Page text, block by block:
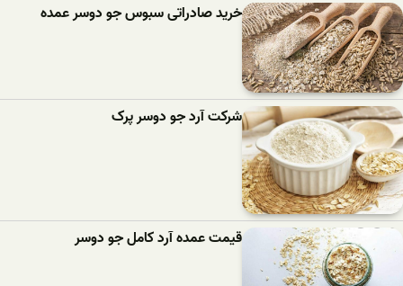
خرید صادراتی سبوس جو دوسر عمده
شرکت آرد جو دوسر پرک
قیمت عمده آرد کامل جو دوسر